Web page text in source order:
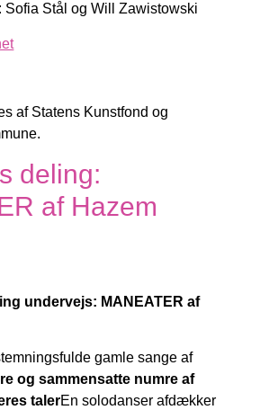
Sofia Stål og Will Zawistowski
af Statens Kunstfond og
deling:
af Hazem
undervejs: MANEATER af
gamle sange af
og sammensatte numre af
talerEn solodanser afdækker